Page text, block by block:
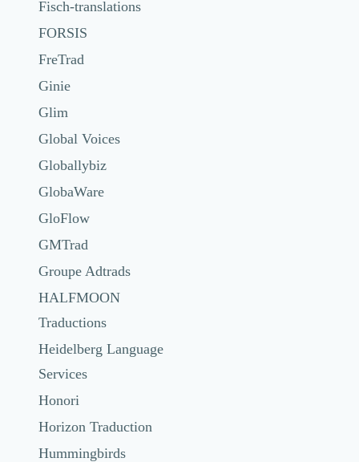
Fisch-translations
FORSIS
FreTrad
Ginie
Glim
Global Voices
Globallybiz
GlobaWare
GloFlow
GMTrad
Groupe Adtrads
HALFMOON
Traductions
Heidelberg Language
Services
Honori
Horizon Traduction
Hummingbirds